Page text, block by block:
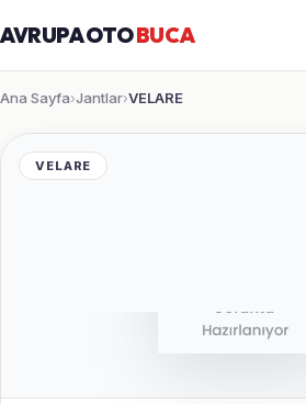
AVRUPA OTOBUCA
Ana Sayfa›Jantlar›VELARE
VELARE